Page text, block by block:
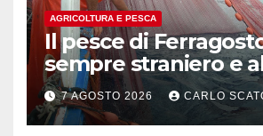
AGRICOLTURA E PESCA
Il pesce di
sempre straniero e
in sofferenza
7 AGOSTO 2026 CARLO